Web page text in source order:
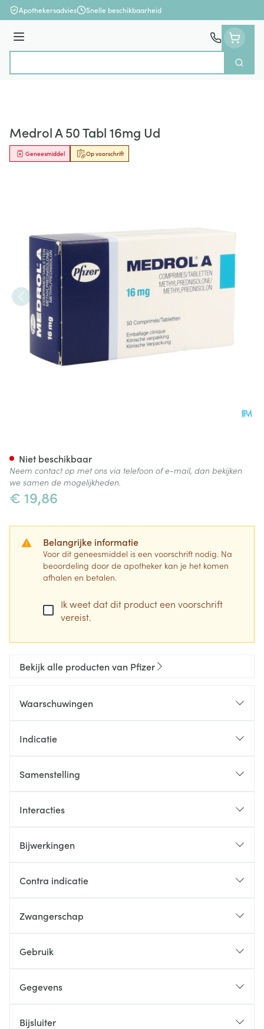
Ga naar de inhoud
Apothekersadvies Snelle beschikbaarheid
Menu
Zoek
Medrol A 50 Tabl 16mg Ud
Op voorschrift
Geneesmiddel
€ 19,86
Belangrijke informatie
Voor dit geneesmiddel is een voorschrift nodig. Na
beoordeling door de apotheker kan je het komen
afhalen en betalen.
Ik weet dat dit product een voorschrift
vereist.
Niet beschikbaar
Neem contact op met ons via telefoon of e-mail, dan bekijken
we samen de mogelijkheden.
Bekijk alle producten van Pfizer
Waarschuwingen
Indicatie
Samenstelling
Interacties
Bijwerkingen
Contra indicatie
Zwangerschap
Gebruik
Gegevens
Bijsluiter